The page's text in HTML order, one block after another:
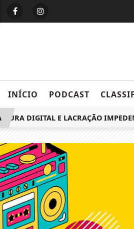
INÍCIO PODCAST
DIGITAL E LACRAÇÃO IMPEDEM